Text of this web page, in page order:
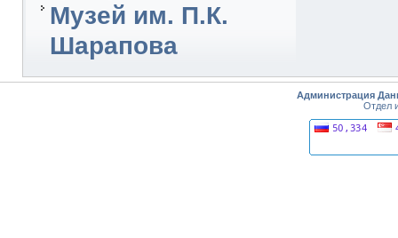
Музей им. П.К.
Шарапова
Администрация
Отдел